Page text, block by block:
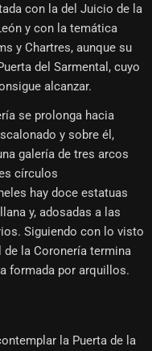
con la del Juicio de la
y con la temática
y Chartres, aunque su
del Sarmental, cuyo
alcanzar.
se prolonga hacia
y sobre él,
galería de tres arcos
círculos
hay doce estatuas
y, adosadas a las
Siguiendo con lo visto
la Coronería termina
formada por arquillos.
la Puerta de la